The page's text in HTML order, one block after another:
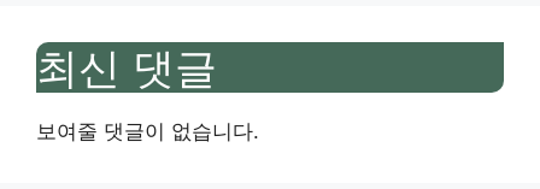
최신 댓글
보여줄 댓글이 없습니다.